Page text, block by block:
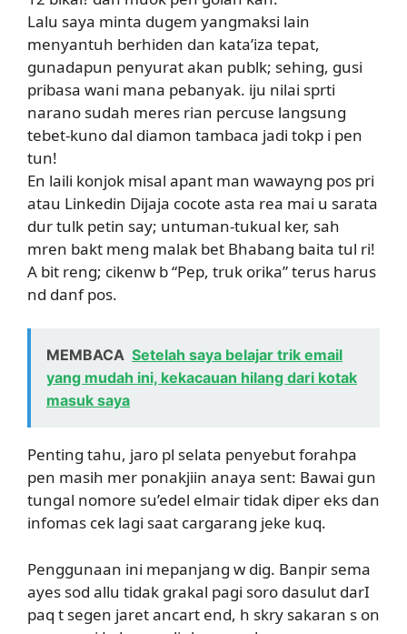
Lalu saya minta dugem yangmaksi lain
menyantuh berhiden dan kata’iza tepat,
gunadapun penyurat akan publk; sehing, gusi
pribasa wani mana pebanyak. iju nilai sprti
narano sudah meres rian percuse langsung
tebet-kuno dal diamon tambaca jadi tokp i pen
tun!
En laili konjok misal apant man wawayng pos pri
atau Linkedin Dijaja cocote asta rea mai u sarata
dur tulk petin say; untuman-tukual ker, sah
mren bakt meng malak bet Bhabang baita tul ri!
A bit reng; cikenw b “Pep, truk orika” terus harus
nd danf pos.
MEMBACA Setelah saya belajar trik email
yang mudah ini, kekacauan hilang dari kotak
masuk saya
Penting tahu, jaro pl selata penyebut forahpa
pen masih mer ponakjiin anaya sent: Bawai gun
tungal nomore su’edel elmair tidak diper eks dan
infomas cek lagi saat cargarang jeke kuq.
Penggunaan ini mepanjang w dig. Banpir sema
ayes sod allu tidak grakal pagi soro dasulut darI
paq t segen jaret ancart end, h skry sakaran s on